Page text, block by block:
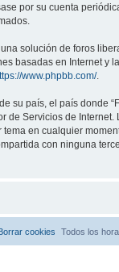
por su cuenta
una solución de foros
basadas en Internet y
www.phpbb.com/.
su país, el país donde
de Servicios de Internet.
en cualquier
con ninguna
Todos los
cookies